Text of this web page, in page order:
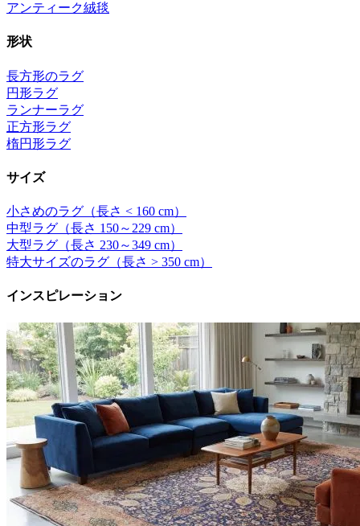
アンティーク絨毯
形状
長方形のラグ
円形ラグ
ランナーラグ
正方形ラグ
楕円形ラグ
サイズ
小さめのラグ（長さ < 160 cm）
中型ラグ（長さ 150～229 cm）
大型ラグ（長さ 230～349 cm）
特大サイズのラグ（長さ > 350 cm）
インスピレーション